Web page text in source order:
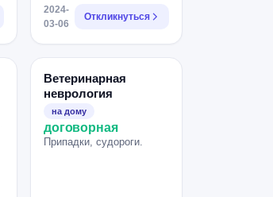
2024-
03-06
Откликнуться
Ветеринарная
неврология
на дому
договорная
Припадки, судороги.